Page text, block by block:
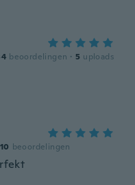
beoordelingen · 5 uploads
10 beoordelingen